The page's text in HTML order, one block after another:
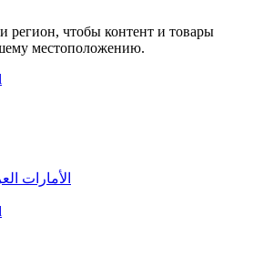
регион, чтобы контент и товары
местоположению.
الأمارات